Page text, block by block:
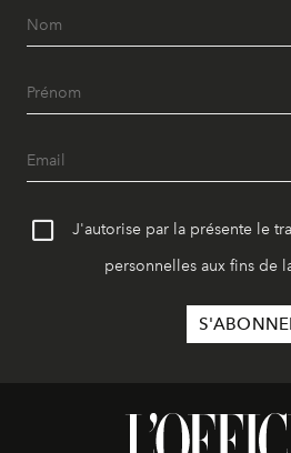
J'autorise par la présente le
personnelles aux fins de